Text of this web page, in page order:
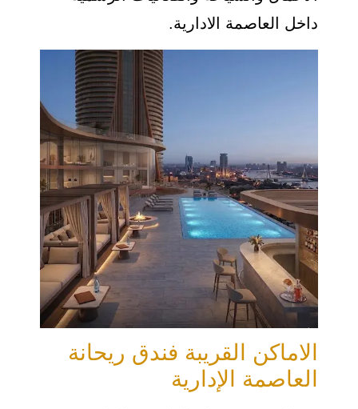
داخل العاصمة الادارية.
الاماكن القريبة فندق ريحانة
العاصمة الإدارية